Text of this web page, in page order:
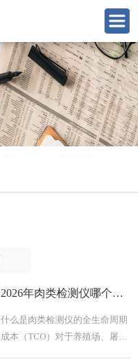
2026年肉类检测仪哪个好？全生命周期成本选型指南
什么是肉类检测仪的全生命周期
成本（TCO）对于养殖场、屠宰